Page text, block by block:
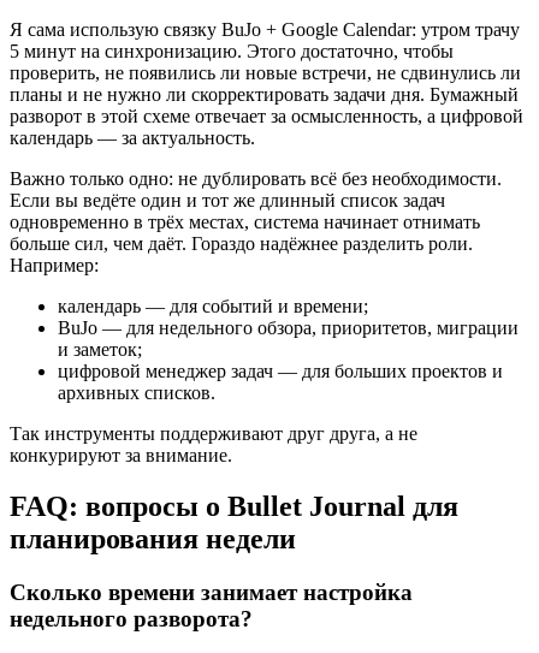
Я сама использую связку BuJo + Google Calendar: утром трачу
5 минут на синхронизацию. Этого достаточно, чтобы
проверить, не появились ли новые встречи, не сдвинулись ли
планы и не нужно ли скорректировать задачи дня. Бумажный
разворот в этой схеме отвечает за осмысленность, а цифровой
календарь — за актуальность.
Важно только одно: не дублировать всё без необходимости.
Если вы ведёте один и тот же длинный список задач
одновременно в трёх местах, система начинает отнимать
больше сил, чем даёт. Гораздо надёжнее разделить роли.
Например:
календарь — для событий и времени;
BuJo — для недельного обзора, приоритетов, миграции
и заметок;
цифровой менеджер задач — для больших проектов и
архивных списков.
Так инструменты поддерживают друг друга, а не
конкурируют за внимание.
FAQ: вопросы о Bullet Journal для
планирования недели
Сколько времени занимает настройка
недельного разворота?